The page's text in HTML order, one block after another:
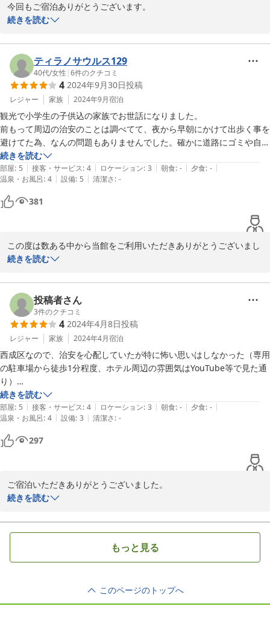
至れり尽くせりを求めてる方にはオススメ出来ませんが
価格重視な方は大満足出来ると思います(*^^*)
今回もご宿泊ありがとうございます。
またお越しいただけてスタッフ一同大変嬉しく思っております。
また是非ご利用お待ち申し上げております。
2024-10-15
続きを読む
ティラノサウルス129
40代/女性 |6件のクチコミ
4 2024年9月30日投稿
レジャー 家族 2024年9月宿泊
観光で小学生の子供込の家族でお世話になりました。
前もって周辺の治安のことは調べてて、夜から早朝にかけて出歩く事を
避けてた為、なんの問題もありませんでした。確かに道路にゴミや自転
車が散乱してて、おじさん達がウロウロしてるので、外出は気をつけた
方がいいかもしれません。
ホテルのお部屋は広くて綺麗ですし、快適に過ごせました。何にしても
駅近なのに格安なのが有難いですね。
チェックイン、チェックアウトも落ち着いてやれば、さほど難しくはあ
お値段重視の方にはおすすめです♪
近日また大阪に行く予定なので、リピートさせていただきます(*^^*)
続きを読む
部屋: 5 | 接客・サービス: 4 | ロケーション: 3 | 朝食: - | 夕食: - |
温泉・お風呂: 4 | 設備: 5 | 清潔さ: -
381
この度は数ある中から当館をご利用いただきありがとうございまし
た。
ございましたらご利用お待ちしております。
2024-10-02
続きを読む
投稿者さん
3件のクチコミ
4 2024年4月8日投稿
レジャー 家族 2024年4月宿泊
西成区なので、治安を心配していたが特に怖い思いはしなかった（専用
の駐車場から徒歩1分程度、ホテル周辺の雰囲気はYouTube等で見た通
り）
部屋は土足禁止なので、スリッパが欲しかった
部屋は思っていたよりゆったりしていて、綺麗だった
続きを読む
部屋: 5 | 接客・サービス: 4 | ロケーション: 3 | 朝食: - | 夕食: - |
温泉・お風呂: 4 | 設備: 3 | 清潔さ: -
297
ご宿泊いただきありがとうございました。
またお口コミ投稿もありがとうございます。
またの機会がございましたらご利用お待ちしております。
続きを読む
もっと見る
このページのトップへ